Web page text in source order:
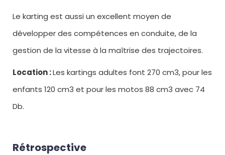
Le karting est aussi un excellent moyen de
développer des compétences en conduite, de la
gestion de la vitesse à la maîtrise des trajectoires.
Location :Les kartings adultes font 270 cm3, pour les
enfants 120 cm3 et pour les motos 88 cm3 avec 74
Db.
Rétrospective